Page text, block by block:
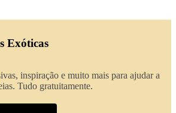
Exóticas
inspiração e muito mais para ajudar a
Tudo gratuitamente.